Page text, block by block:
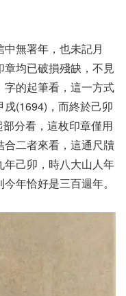
無署年，也未記月
均已破損殘缺，不見
的起筆看，這一方式
(1694)，而終於己卯
分看，這枚印章僅用
二者來看，這通尺牘
年己卯，時八大山人年
年恰好是三百週年。